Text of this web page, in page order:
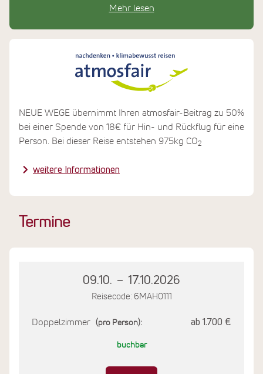
in seinem Heimatdorf Merzouga ein Kinderhilfsprojekt
Ausbildung ermöglicht. Mit Ihrer Reise unterstützen Sie
das Projekt automatisch.
Mehr lesen
NEUE WEGE übernimmt Ihren atmosfair-Beitrag zu 50%
bei einer Spende von 18€ für Hin- und Rückflug für eine
Person. Bei dieser Reise entstehen 975kg CO2
weitere Informationen
Termine
09.10. – 17.10.2026
Reisecode: 6MAH0111
Doppelzimmer (pro Person): ab 1.700 €
buchbar